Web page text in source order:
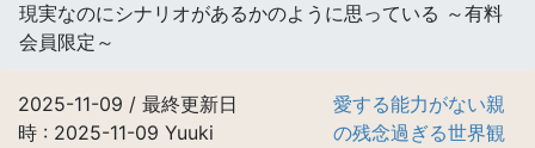
現実なのにシナリオがあるかのように思っている ～有料
会員限定～
2025-11-09 / 最終更新日
時 : 2025-11-09 Yuuki
愛する能力がない親
の残念過ぎる世界観